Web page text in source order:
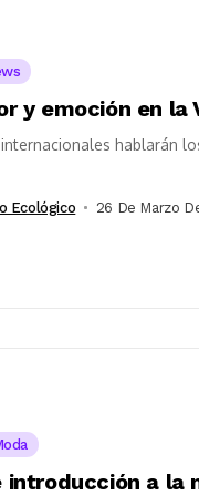
y emoción en
hablarán
Ecológico 26 De Marzo
introducción a la